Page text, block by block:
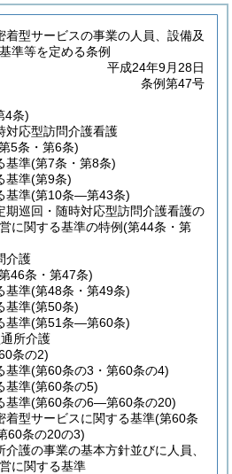
着型サービスの事業の人員、設備及
準等を定める条例
平成24年9月28日
条例第47号
4条)
対応型訪問介護看護
5条・第6条)
基準(第7条・第8条)
基準(第9条)
基準(第10条―第43条)
期巡回・随時対応型訪問介護看護の
に関する基準の特例(第44条・第
介護
46条・第47条)
基準(第48条・第49条)
基準(第50条)
基準(第51条―第60条)
所介護
条の2)
基準(第60条の3・第60条の4)
基準(第60条の5)
基準(第60条の6―第60条の20)
着型サービスに関する基準(第60条
60条の20の3)
介護の事業の基本方針並びに人員、
に関する基準